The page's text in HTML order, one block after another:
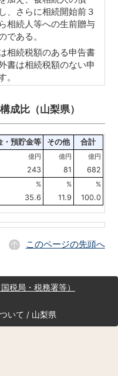
、さらに相続開始前３
相続人等への生前贈与
である。
相続税額のある申告書
書は相続税額のない申
。
成比（山梨県）
・預貯金等 その他 合計
億円 億円 億円
243 81 682
% % %
35.6 11.9 100.0
このページの先頭へ
税局・税務署等）
いて / 山梨県